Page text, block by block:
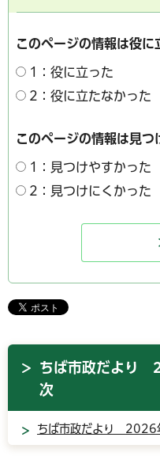
このページの情報は役に
1：役に立った
2：役に立たなかった
このページの情報は見つ
1：見つけやすかった
2：見つけにくかった
ちば市政だより
次
ちば市政だより 2026